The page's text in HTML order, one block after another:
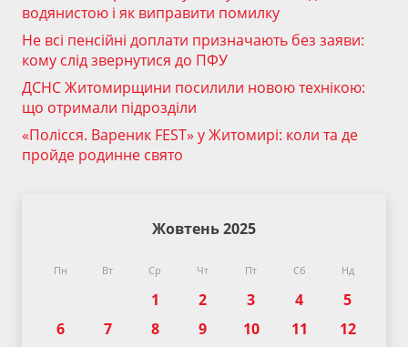
водянистою і як виправити помилку
Не всі пенсійні доплати призначають без заяви:
кому слід звернутися до ПФУ
ДСНС Житомирщини посилили новою технікою:
що отримали підрозділи
«Полісся. Вареник FEST» у Житомирі: коли та де
пройде родинне свято
Жовтень 2025
Пн Вт Ср Чт Пт Сб Нд
1 2 3 4
5
6
7 8 9 10 11
12